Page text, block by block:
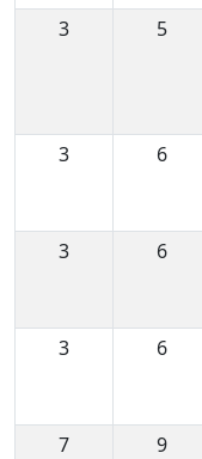
3
5
3
6
3
6
3
6
7
9